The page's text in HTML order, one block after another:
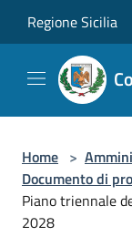
Regione Sicilia
Home >
Documento di
Piano triennale
2028